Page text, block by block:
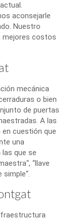
aconsejarle
Nuestro
mejores costos
mecánica
o bien
de puertas
A las
en cuestión que
una
que se
“llave
simple“.